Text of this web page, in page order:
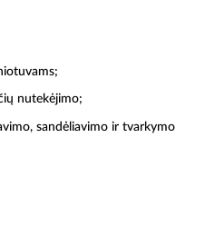
nutekėjimo;
sandėliavimo ir tvarkymo